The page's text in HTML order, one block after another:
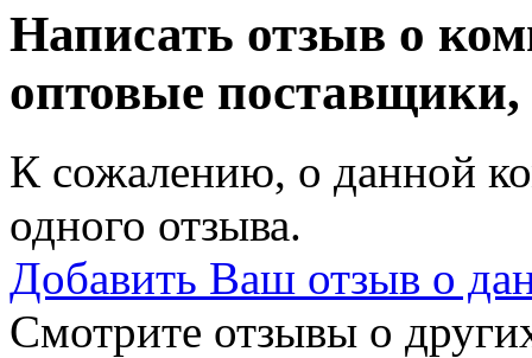
Написать отзыв о
оптовые
К сожалению, о данной
одного отзыва.
Добавить Ваш отзыв о
Смотрите отзывы о